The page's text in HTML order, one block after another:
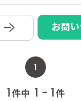
お問
1
1 件中 1 - 1 件